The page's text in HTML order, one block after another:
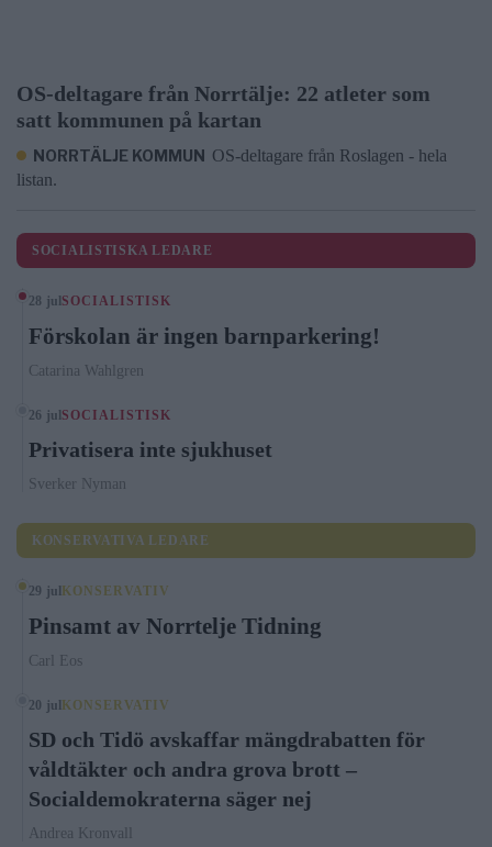
OS-deltagare från Norrtälje: 22 atleter som
satt kommunen på kartan
NORRTÄLJE KOMMUN OS-deltagare från Roslagen - hela
listan.
SOCIALISTISKA LEDARE
28 jul SOCIALISTISK
Förskolan är ingen barnparkering!
Catarina Wahlgren
26 jul SOCIALISTISK
Privatisera inte sjukhuset
Sverker Nyman
KONSERVATIVA LEDARE
29 jul KONSERVATIV
Pinsamt av Norrtelje Tidning
Carl Eos
20 jul KONSERVATIV
SD och Tidö avskaffar mängdrabatten för
våldtäkter och andra grova brott –
Socialdemokraterna säger nej
Andrea Kronvall